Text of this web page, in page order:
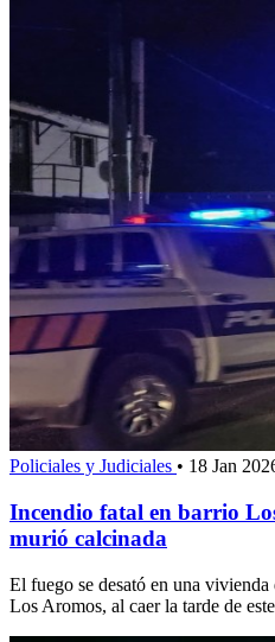
Policiales y Judiciales • 18 Jan
Incendio fatal en barrio
murió calcinada
El fuego se desató en una
Los Aromos, al caer la tarde de